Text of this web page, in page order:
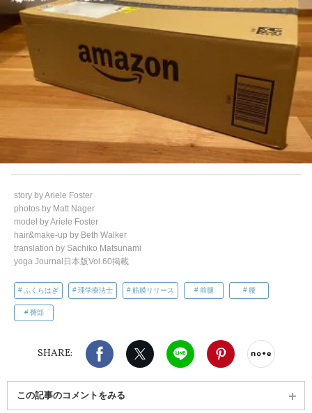
story by Ariele Foster
photos by Matt Nager
model by Ariele Foster
hair&make-up by Beth Walker
translation by Sachiko Matsunami
yoga Journal日本版Vol.60掲載
ふくらはぎ 理学療法士 筋膜リリース 前腿 腰
臀部
SHARE:
Facebook X（旧twitter）
LINE Pinterest
この記事のコメントをみる